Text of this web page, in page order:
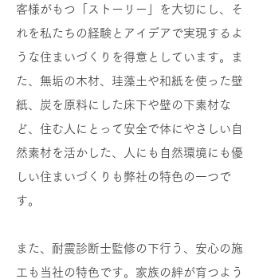
客様がもつ「ストーリー」を大切にし、そ
れを私たちの経験とアイデアで実現するよ
うな住まいづくりを得意としています。ま
た、無垢の木材、珪藻土や和紙を使った壁
紙、炭を原料にした床下や壁の下素材な
ど、住む人にとって安全で体にやさしい自
然素材を活かした、人にも自然環境にも優
しい住まいづくりも弊社の特色の一つで
す。
また、耐震診断士監修の下行う、安心の施
工も当社の特色です。家族の絆が育つよう